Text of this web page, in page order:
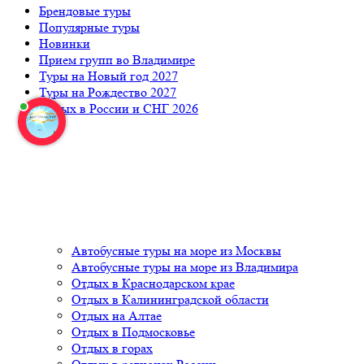
Брендовые туры
Популярные туры
Новинки
Прием групп во Владимире
Туры на Новый год 2027
Туры на Рождество 2027
Отдых в России и СНГ 2026
Автобусные туры на море из Москвы
Автобусные туры на море из Владимира
Отдых в Краснодарском крае
Отдых в Калининградской области
Отдых на Алтае
Отдых в Подмосковье
Отдых в горах